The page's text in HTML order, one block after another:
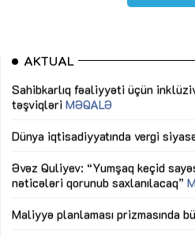
AKTUAL
Sahibkarlıq fəaliyyəti üçün
təşviqləri MƏQALƏ
Dünya iqtisadiyyatında vergi
Əvəz Quliyev: “Yumşaq keçid
nəticələri qorunub saxlanılacaq”
Maliyyə planlaması prizmasında